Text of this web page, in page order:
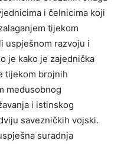
i čelnicima koji
tijekom
uspješnom razvoju i
je kako je zajednička
tijekom brojnih
međusobnog
i istinskog
savezničkih vojski.
suradnja